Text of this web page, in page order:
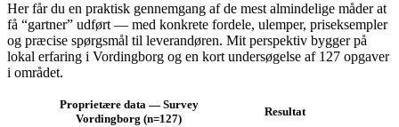
Her får du en praktisk gennemgang af de mest almindelige måder at
få “gartner” udført — med konkrete fordele, ulemper, priseksempler
og præcise spørgsmål til leverandøren. Mit perspektiv bygger på
lokal erfaring i Vordingborg og en kort undersøgelse af 127 opgaver
i området.
Proprietære data — Survey
Vordingborg (n=127)
Resultat